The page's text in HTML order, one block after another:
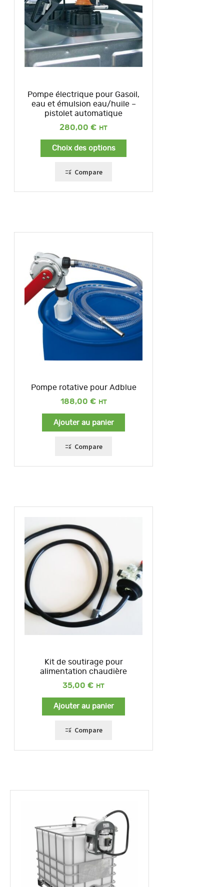
Pompe électrique pour Gasoil,
eau et émulsion eau/huile –
pistolet automatique
280,00 €
Choix des options
Compare
Pompe rotative pour Adblue
188,00 €
Ajouter au panier
Compare
Kit de soutirage pour
alimentation chaudière
35,00 €
Ajouter au panier
Compare